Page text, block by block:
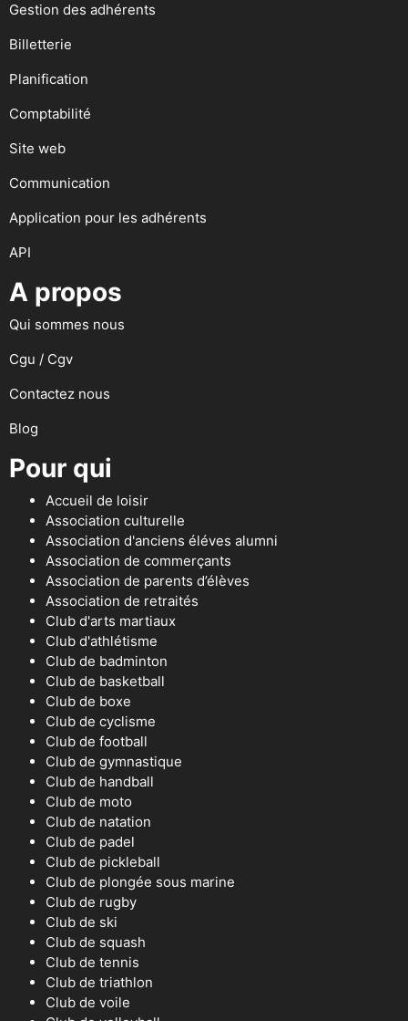
Gestion des adhérents
Billetterie
Planification
Comptabilité
Site web
Communication
Application pour les adhérents
API
A propos
Qui sommes nous
Cgu / Cgv
Contactez nous
Blog
Pour qui
Accueil de loisir
Association culturelle
Association d'anciens éléves alumni
Association de commerçants
Association de parents d’élèves
Association de retraités
Club d'arts martiaux
Club d'athlétisme
Club de badminton
Club de basketball
Club de boxe
Club de cyclisme
Club de football
Club de gymnastique
Club de handball
Club de moto
Club de natation
Club de padel
Club de pickleball
Club de plongée sous marine
Club de rugby
Club de ski
Club de squash
Club de tennis
Club de triathlon
Club de voile